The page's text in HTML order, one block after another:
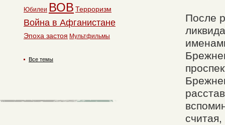
После
Юбилеи ВОВ Терроризм
Война в Афганистане
Эпоха застоя Мультфильмы
Все темы